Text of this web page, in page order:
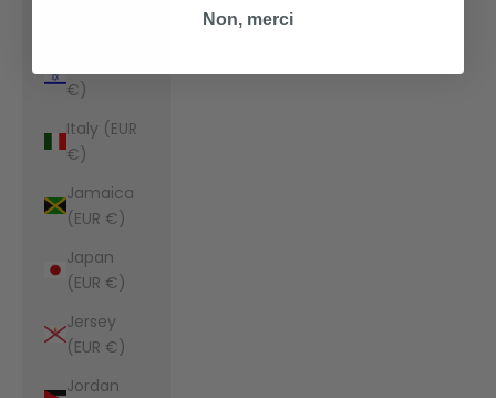
€)
Italy (EUR
€)
Jamaica
(EUR €)
Japan
(EUR €)
Jersey
(EUR €)
Jordan
Non, merci